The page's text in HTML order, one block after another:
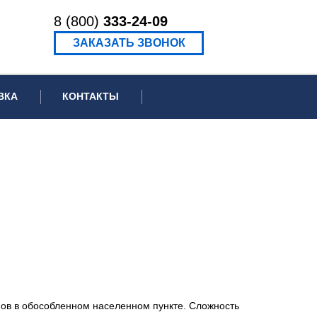
8 (800) 333-24-09
ЗАКАЗАТЬ ЗВОНОК
КОНТАКТЫ
в обособленном населенном пункте. Сложность